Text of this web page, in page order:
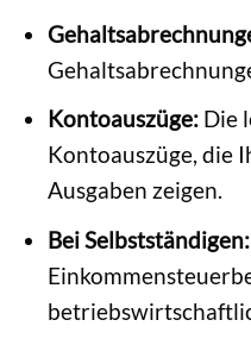
Kontoauszüge:Die
Kontoauszüge, die
Ausgaben zeigen.
Bei Selbstständigen: